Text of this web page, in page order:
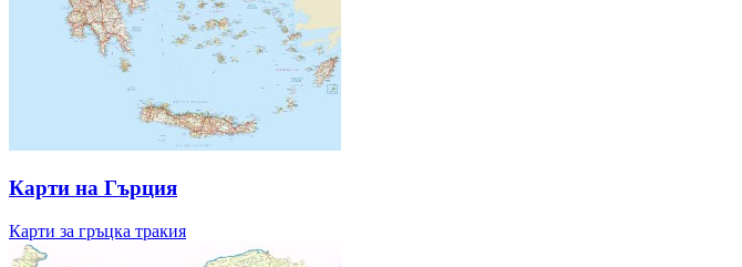
Карти на Гърция
Карти за гръцка тракия